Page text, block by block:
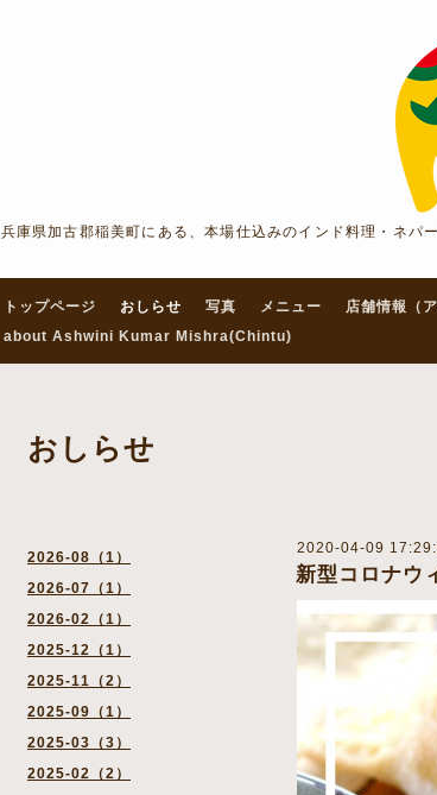
兵庫県加古郡稲美町にある、本場仕込みのインド料理・ネパ
トップページ おしらせ 写真 メニュー 店舗情報（
about Ashwini Kumar Mishra(Chintu)
2026-08（1）
2026-07（1）
2026-02（1）
2025-12（1）
2025-11（2）
2025-09（1）
2025-03（3）
2025-02（2）
おしらせ
2020-04-09
新型コロナウ